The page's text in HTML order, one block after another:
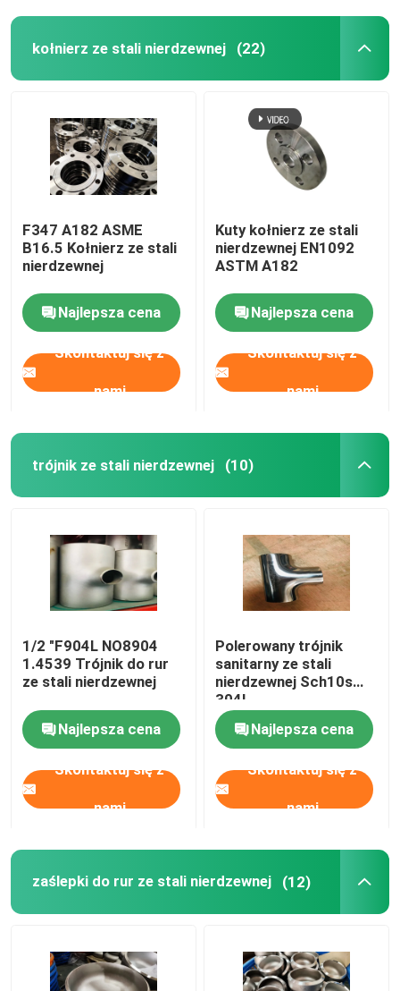
kołnierz ze stali nierdzewnej (22)
F347 A182 ASME
B16.5 Kołnierz ze stali
nierdzewnej
Najlepsza cena
Skontaktuj się z
nami
Kuty kołnierz ze stali
nierdzewnej EN1092
ASTM A182
Najlepsza cena
Skontaktuj się z
nami
trójnik ze stali nierdzewnej (10)
1/2 "F904L NO8904
1.4539 Trójnik do rur
ze stali nierdzewnej
Najlepsza cena
Skontaktuj się z
nami
Polerowany trójnik
sanitarny ze stali
nierdzewnej Sch10s
304L
Najlepsza cena
Skontaktuj się z
nami
zaślepki do rur ze stali nierdzewnej (12)